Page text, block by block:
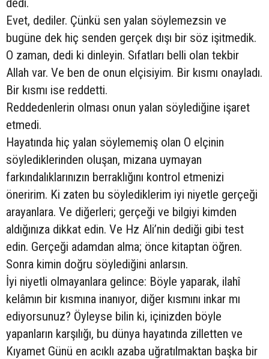
dedi.
Evet, dediler. Çünkü sen yalan söylemezsin ve
bugüne dek hiç senden gerçek dışı bir söz işitmedik.
O zaman, dedi ki dinleyin. Sıfatları belli olan tekbir
Allah var. Ve ben de onun elçisiyim. Bir kısmı onayladı.
Bir kısmı ise reddetti.
Reddedenlerin olması onun yalan söylediğine işaret
etmedi.
Hayatında hiç yalan söylememiş olan O elçinin
söylediklerinden oluşan, mizana uymayan
farkındalıklarınızın berraklığını kontrol etmenizi
öneririm. Ki zaten bu söylediklerim iyi niyetle gerçeği
arayanlara. Ve diğerleri; gerçeği ve bilgiyi kimden
aldığınıza dikkat edin. Ve Hz Ali’nin dediği gibi test
edin. Gerçeği adamdan alma; önce kitaptan öğren.
Sonra kimin doğru söylediğini anlarsın.
İyi niyetli olmayanlara gelince: Böyle yaparak, ilahî
kelâmın bir kısmına inanıyor, diğer kısmını inkar mı
ediyorsunuz? Öyleyse bilin ki, içinizden böyle
yapanların karşılığı, bu dünya hayatında zilletten ve
Kıyamet Günü en acıklı azaba uğratılmaktan başka bir